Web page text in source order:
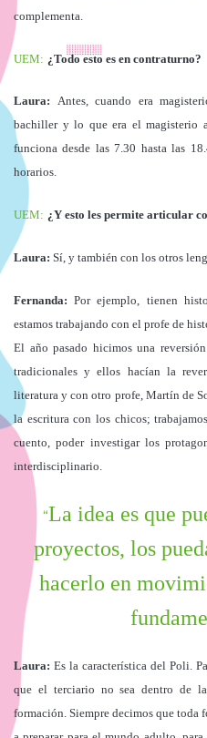
complementa.
UEM: ¿Todo esto es en contraturno?
Laura: Antes, cuando era
bachiller y lo que era el magisterio
funciona desde las 7.30 hasta las
horarios.
UEM: ¿Y esto les permite articular
Laura: Sí, y también con los otros
Fernanda: Por ejemplo, tienen
estamos trabajando con el profe de
El año pasado hicimos una
tradicionales y ellos hacían la
literatura y con otro profe, Martín de
la escritura con los chicos;
cuento, poder investigar los
interdisciplinario.
“La idea es que
proyectos, los
hacerlo en
Laura: Es la característica del Poli.
que el terciario no sea dentro de
formación. Siempre decimos que